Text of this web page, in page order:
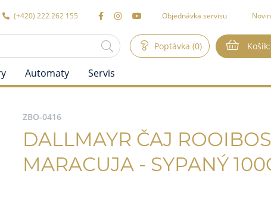
(+420) 222 262 155 Objednávka servisu
Poptávka (0)
ZBO-0416
DALLMAYR ČAJ
MARACUJA - SYPANÝ
Automaty Servis